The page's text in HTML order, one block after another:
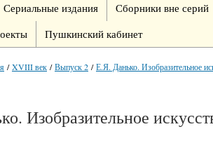
Сериальные издания
Сборники вне серий
Пушкинский кабинет
/XVIII век /Выпуск 2 /Е.Я. Данько. Изобразительное
Изобразительное